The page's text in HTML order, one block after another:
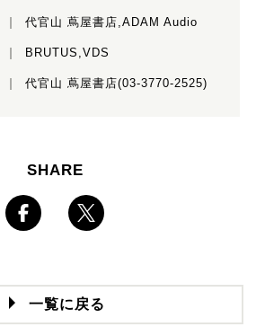
代官山 蔦屋書店,ADAM Audio
BRUTUS,VDS
代官山 蔦屋書店(03-3770-2525)
SHARE
一覧に戻る